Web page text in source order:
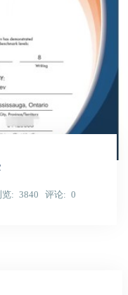
览 3840 评论 0